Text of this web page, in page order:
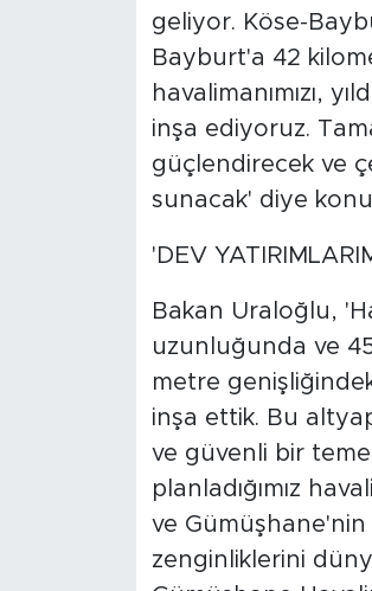
geliyor. Köse-
Bayburt'a 42
havalimanımızı,
inşa ediyoruz.
güçlendirecek ve
sunacak' diye
'DEV
Bakan Uraloğlu,
uzunluğunda ve
metre
inşa ettik. Bu
ve güvenli bir
planladığımız
ve
zenginliklerini